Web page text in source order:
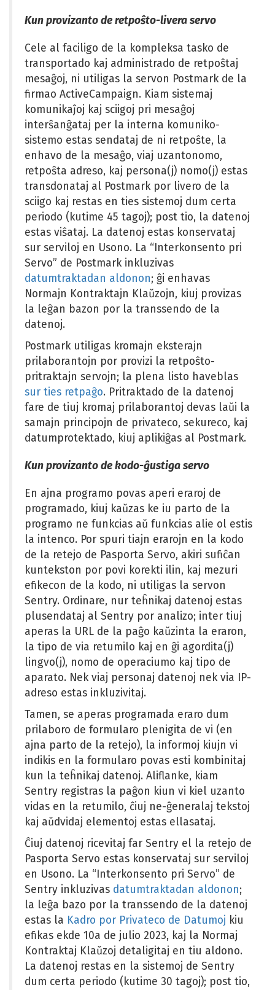
Kun provizanto de retpoŝto-livera servo
Cele al faciligo de la kompleksa tasko de
transportado kaj administrado de retpoŝtaj
mesaĝoj, ni utiligas la servon Postmark de la
firmao ActiveCampaign. Kiam sistemaj
komunikaĵoj kaj sciigoj pri mesaĝoj
interŝanĝataj per la interna komuniko-
sistemo estas sendataj de ni retpoŝte, la
enhavo de la mesaĝo, viaj uzantonomo,
retpoŝta adreso, kaj persona(j) nomo(j) estas
transdonataj al Postmark por livero de la
sciigo kaj restas en ties sistemoj dum certa
periodo (kutime 45 tagoj); post tio, la datenoj
estas viŝataj. La datenoj estas konservataj
sur serviloj en Usono. La “Interkonsento pri
Servo” de Postmark inkluzivas
datumtraktadan aldonon; ĝi enhavas
Normajn Kontraktajn Klaŭzojn, kiuj provizas
la leĝan bazon por la transsendo de la
datenoj.
Postmark utiligas kromajn eksterajn
prilaborantojn por provizi la retpoŝto-
pritraktajn servojn; la plena listo haveblas
sur ties retpaĝo. Pritraktado de la datenoj
fare de tiuj kromaj prilaborantoj devas laŭi la
samajn principojn de privateco, sekureco, kaj
datumprotektado, kiuj aplikiĝas al Postmark.
Kun provizanto de kodo-ĝustiga servo
En ajna programo povas aperi eraroj de
programado, kiuj kaŭzas ke iu parto de la
programo ne funkcias aŭ funkcias alie ol estis
la intenco. Por spuri tiajn erarojn en la kodo
de la retejo de Pasporta Servo, akiri sufiĉan
kuntekston por povi korekti ilin, kaj mezuri
efikecon de la kodo, ni utiligas la servon
Sentry. Ordinare, nur teĥnikaj datenoj estas
plusendataj al Sentry por analizo; inter tiuj
aperas la URL de la paĝo kaŭzinta la eraron,
la tipo de via retumilo kaj en ĝi agordita(j)
lingvo(j), nomo de operaciumo kaj tipo de
aparato. Nek viaj personaj datenoj nek via IP-
adreso estas inkluzivitaj.
Tamen, se aperas programada eraro dum
prilaboro de formularo plenigita de vi (en
ajna parto de la retejo), la informoj kiujn vi
indikis en la formularo povas esti kombinitaj
kun la teĥnikaj datenoj. Aliflanke, kiam
Sentry registras la paĝon kiun vi kiel uzanto
vidas en la retumilo, ĉiuj ne-ĝeneralaj tekstoj
kaj aŭdvidaj elementoj estas ellasataj.
Ĉiuj datenoj ricevitaj far Sentry el la retejo de
Pasporta Servo estas konservataj sur serviloj
en Usono. La “Interkonsento pri Servo” de
Sentry inkluzivas datumtraktadan aldonon;
la leĝa bazo por la transsendo de la datenoj
estas la Kadro por Privateco de Datumoj kiu
efikas ekde 10a de julio 2023, kaj la Normaj
Kontraktaj Klaŭzoj detaligitaj en tiu aldono.
La datenoj restas en la sistemoj de Sentry
dum certa periodo (kutime 30 tagoj); post tio,